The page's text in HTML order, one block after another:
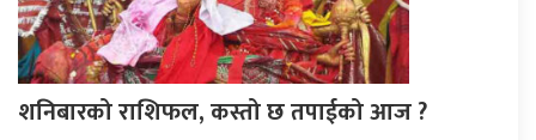
शनिबारको राशिफल, कस्तो छ तपाईको आज ?